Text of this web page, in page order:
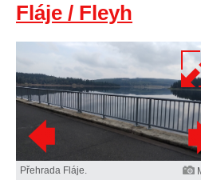
Fláje / Fleyh
Přehrada Fláje.